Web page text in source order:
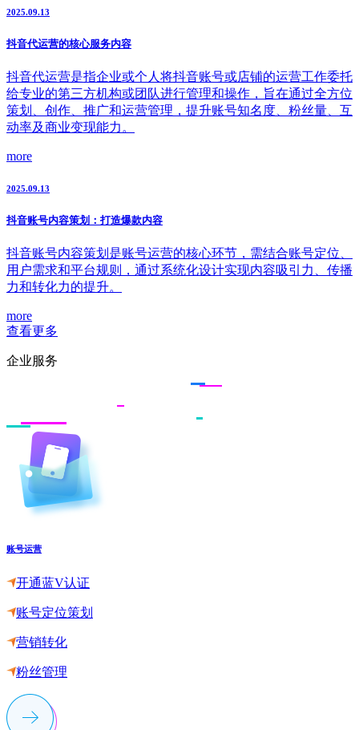
2025.09.13
抖音代运营的核心服务内容
抖音代运营是指企业或个人将抖音账号或店铺的运营工作委托
给专业的第三方机构或团队进行管理和操作，旨在通过全方位
策划、创作、推广和运营管理，提升账号知名度、粉丝量、互
动率及商业变现能力。
more
2025.09.13
抖音账号内容策划：打造爆款内容
抖音账号内容策划是账号运营的核心环节，需结合账号定位、
用户需求和平台规则，通过系统化设计实现内容吸引力、传播
力和转化力的提升。
more
查看更多
企业服务
账号运营
开通蓝V认证
账号定位策划
营销转化
粉丝管理